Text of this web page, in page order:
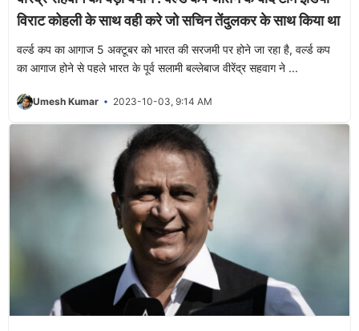
विराट कोहली के साथ वही करे जो सचिन तेंदुलकर के साथ किया था
वर्ल्ड कप का आगाज 5 अक्टूबर को भारत की सरजमी पर होने जा रहा है, वर्ल्ड कप
का आगाज होने से पहले भारत के पूर्व सलामी बल्लेबाज वीरेंद्र सहवाग ने ...
Umesh Kumar 2023-10-03, 9:14 AM